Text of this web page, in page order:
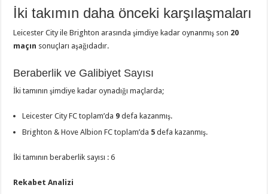
İki takımın daha önceki karşılaşmaları
Leicester City ile Brighton arasında şimdiye kadar oynanmış son 20
maçın sonuçları aşağıdadır.
Beraberlik ve Galibiyet Sayısı
İki tamının şimdiye kadar oynadığı maçlarda;
Leicester City FC toplam’da 9 defa kazanmış.
Brighton & Hove Albion FC toplam’da 5 defa kazanmış.
İki tamının beraberlik sayısı : 6
Rekabet Analizi